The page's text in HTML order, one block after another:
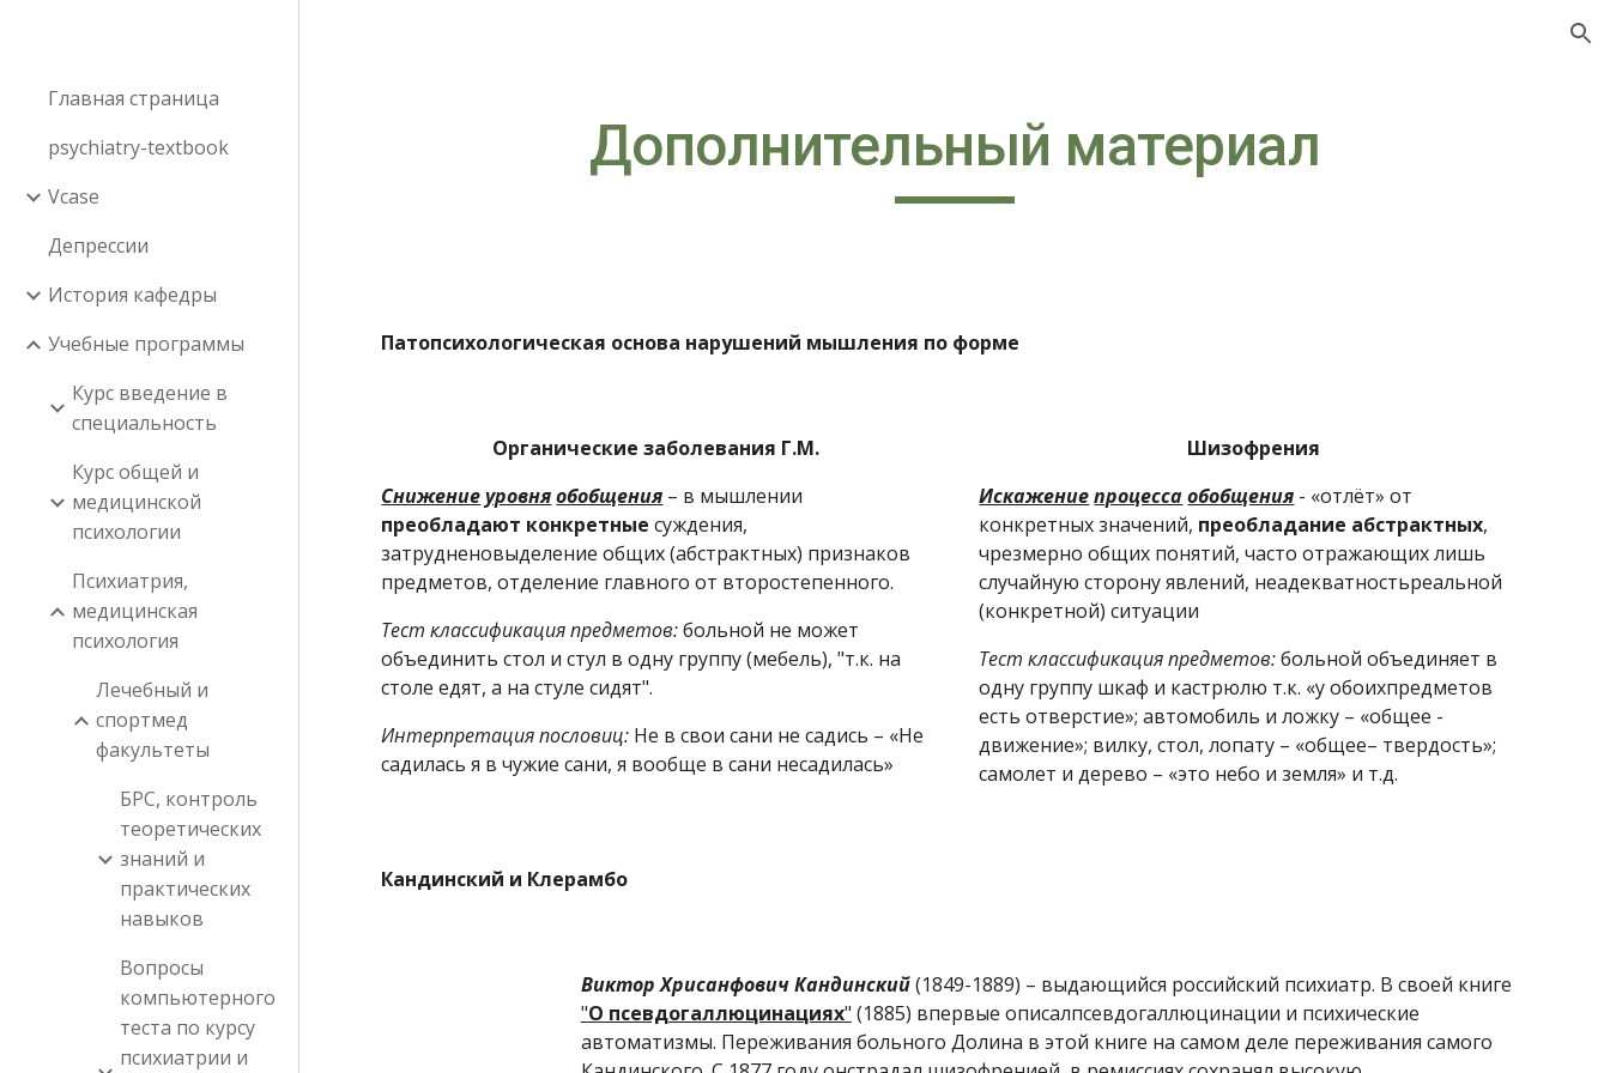
Главная страница
psychiatry-textbook
Vcase
Депрессии
История кафедры
Учебные программы
Курс введение в
специальность
Курс общей и
медицинской
психологии
Психиатрия,
медицинская
психология
Лечебный и
спортмед
факультеты
БРС, контроль
теоретических
знаний и
практических
навыков
Вопросы
компьютерного
теста по курсу
психиатрии и
Дополнительный материал
Патопсихологическая основа нарушений мышления по форме
Органические заболевания Г.М.
Снижение уровня обобщения
преобладают конкретные суждения,
затрудненовыделение общих (абстрактных) признаков
предметов, отделение главного от второстепенного.
Тест классификация предметов: больной не может
объединить стол и стул в одну группу (мебель), "т.к. на
столе едят, а на стуле сидят".
Интерпретация пословиц: Не в свои сани не садись – «Не
садилась я в чужие сани, я вообще в сани несадилась»
Шизофрения
Искажение процесса обобщения - «отлёт» от
конкретных значений, преобладание абстрактных,
чрезмерно общих понятий, часто отражающих лишь
случайную сторону явлений, неадекватностьреальной
(конкретной) ситуации
Тест классификация предметов: больной объединяет в
одну группу шкаф и кастрюлю т.к. «у обоихпредметов
есть отверстие»; автомобиль и ложку – «общее -
движение»; вилку, стол, лопату – «общее– твердость»;
самолет и дерево – «это небо и земля» и т.д.
Кандинский и Клерамбо
Виктор ХрисанфовичКандинский
"О псевдогаллюцинациях" (1885) впервые описалпсевдогаллюцинации и психические
автоматизмы. Переживания больного Долина в этой книге на самом деле переживания самого